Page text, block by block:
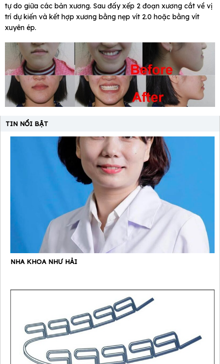
tự do giữa các bản xương. Sau đấy xếp 2 đoạn xương cắt về vị
trí dự kiến và kết hợp xương bằng nẹp vít 2.0 hoặc bằng vít
xuyên ép.
TIN NỔI BẬT
NHA KHOA NHƯ HẢI